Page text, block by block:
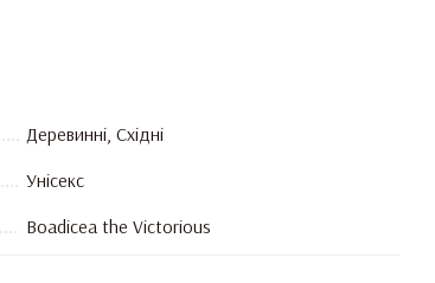
Деревинні, Східні
Унісекс
Boadicea the Victorious